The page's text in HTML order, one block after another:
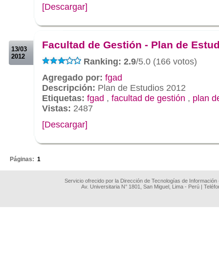
[Descargar]
13/03
2012
Facultad de Gestión - Plan de
Ranking: 2.9/5.0 (166 votos)
Agregado por: fgad
Descripción: Plan de Estudios 2012
Etiquetas: fgad , facultad de gestión , plan
Vistas: 2487
[Descargar]
Páginas: 1
Servicio ofrecido por la Dirección de Tecnologías de
Av. Universitaria N° 1801, San Miguel, Lima - Perú |